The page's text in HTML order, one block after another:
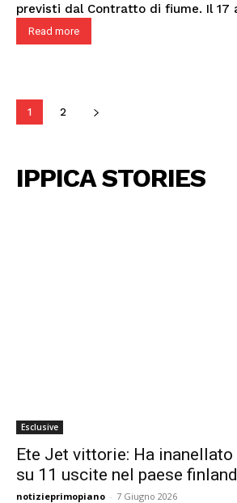
previsti dal Contratto di fiume. Il 17
Read more
1 2
IPPICA STORIES
Esclusive
Ete Jet vittorie: Ha
su 11 uscite nel paese
notizieprimopiano - 7 Giugno 2026